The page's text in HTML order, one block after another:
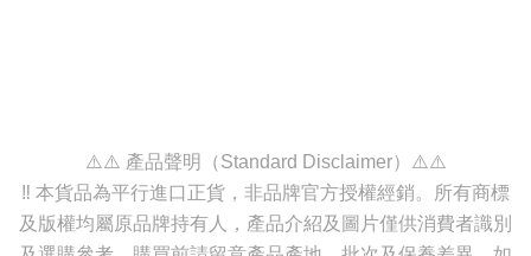
⚠️⚠️ 產品聲明（Standard Disclaimer）⚠️⚠️
‼️ 本貨品為平行進口正貨，非品牌官方授權經銷。所有商標
及版權均屬原品牌持有人，產品介紹及圖片僅供消費者識別